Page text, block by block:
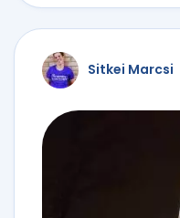
Sitkei Marcsi